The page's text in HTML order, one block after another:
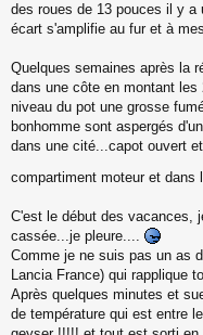
des roues de 13 pouces il y
écart s'amplifie au fur et à
Quelques semaines après la
dans une côte en montant
niveau du pot une grosse
bonhomme sont aspergés
dans une cité...capot ouvert
compartiment moteur et dans
C'est le début des vacances,
cassée...je pleure....
Comme je ne suis pas un as
Lancia France) qui rapplique
Après quelques minutes et
de température qui est entre